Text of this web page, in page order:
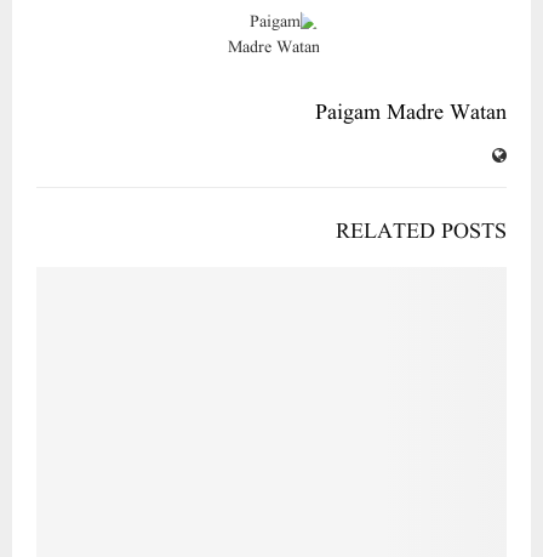
Paigam Madre Watan
RELATED POSTS